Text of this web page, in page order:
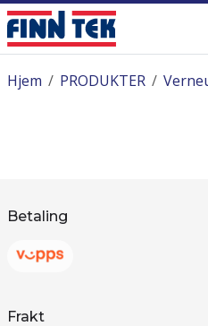
/
Hjem /
PRODUKTER
Betaling
Frakt